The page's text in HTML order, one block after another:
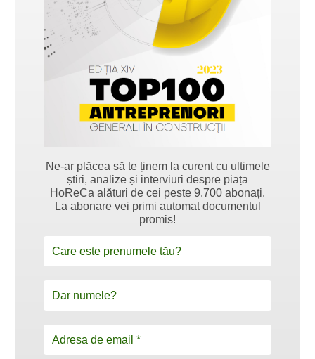
Ne-ar plăcea să te ținem la curent cu ultimele
știri, analize și interviuri despre piața
HoReCa alături de cei peste 9.700 abonați.
La abonare vei primi automat documentul
promis!